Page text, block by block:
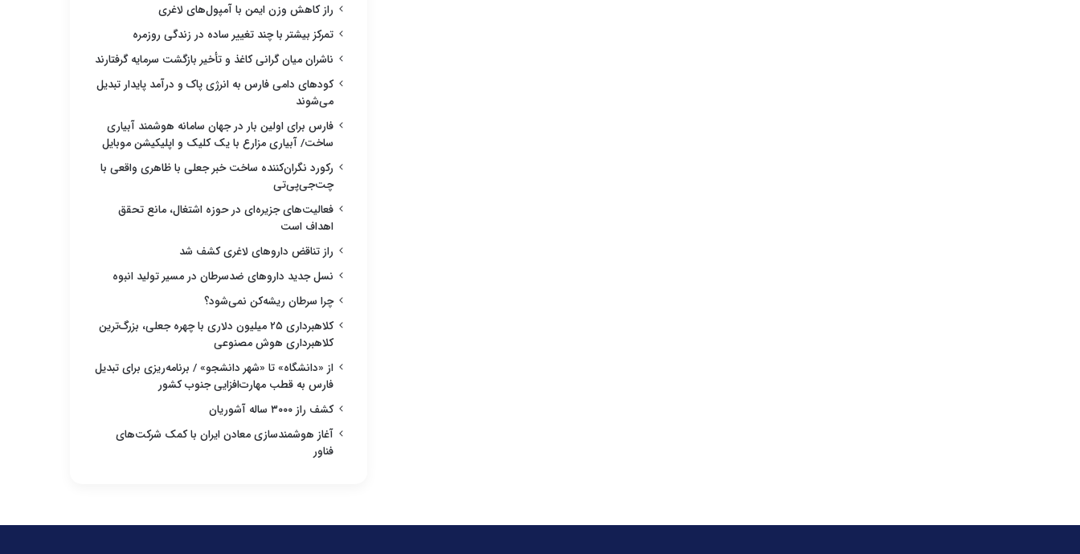
راز کاهش وزن ایمن با آمپول‌های لاغری
تمرکز بیشتر با چند تغییر ساده در زندگی روزمره
ناشران میان گرانی کاغذ و تأخیر بازگشت سرمایه گرفتارند
کودهای دامی فارس به انرژی پاک و درآمد پایدار تبدیل
می‌شوند
فارس برای اولین بار در جهان سامانه هوشمند آبیاری
ساخت/ آبیاری مزارع با یک کلیک و اپلیکیشن موبایل
رکورد نگران‌کننده ساخت خبر جعلی با ظاهری واقعی با
چت‌جی‌پی‌تی
فعالیت‌های جزیره‌ای در حوزه اشتغال، مانع تحقق
اهداف است
راز تناقض داروهای لاغری کشف شد
نسل جدید داروهای ضدسرطان در مسیر تولید انبوه
چرا سرطان ریشه‌کن نمی‌شود؟
کلاهبرداری ۲۵ میلیون دلاری با چهره جعلی، بزرگ‌ترین
کلاهبرداری هوش مصنوعی
از «دانشگاه» تا «شهر دانشجو» / برنامه‌ریزی برای تبدیل
فارس به قطب مهارت‌افزایی جنوب کشور
کشف راز ۳۰۰۰ ساله آشوریان
آغاز هوشمندسازی معادن ایران با کمک شرکت‌های
فناور